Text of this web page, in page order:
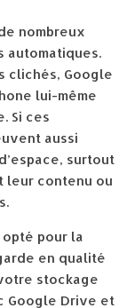
nombreux
automatiques.
clichés, Google
lui-même
Si ces
aussi
surtout
leur contenu ou
opté pour la
en qualité
stockage
Google Drive et